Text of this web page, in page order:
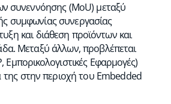
συνεννόησης (MoU) μεταξύ
συμφωνίας συνεργασίας
και διάθεση προϊόντων και
Μεταξύ άλλων, προβλέπεται
Εφαρμογές)
στην περιοχή του Embedded